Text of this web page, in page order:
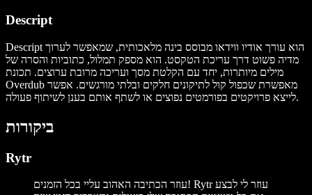
Descript
Descript הוא עורך אודיו ווידאו מבוסס בינה מלאכותית, שמאפשר לערוך
מדיה פשוט דרך עריכת הטקסט. הוא מספק תמלול, כתוביות והסרה של
מילים מיותרות, יחד עם הקלטת מסך ועריכה מרובת ערוצים. תכונת
Overdub מאפשרת שכפול קול לתיקונים חלקים ובלתי מורגשים. אפשר
לייצא פרויקטים בפורמטים נפוצים או לשתף אותם בענן לשיתוף פעולה.
ביקורות
Rytr
עוזר הכתיבה האהוב עליי בכל הזמנים! Rytr עוזר לי לבצע